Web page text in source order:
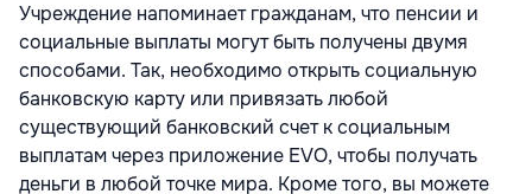
Учреждение напоминает гражданам, что пенсии и
социальные выплаты могут быть получены двумя
способами. Так, необходимо открыть социальную
банковскую карту или привязать любой
существующий банковский счет к социальным
выплатам через приложение EVO, чтобы получать
деньги в любой точке мира. Кроме того, вы можете